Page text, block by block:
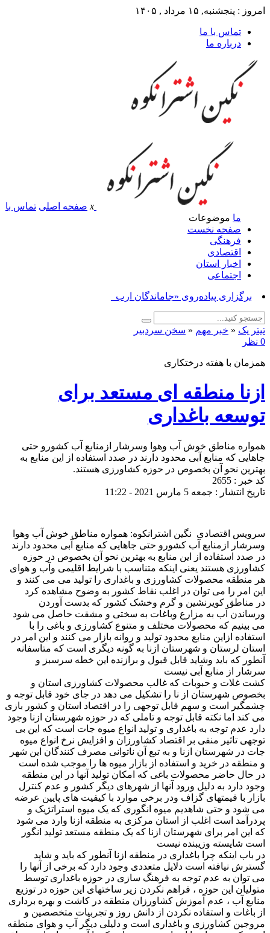
امروز : پنجشنبه, ۱۵ مرداد , ۱۴۰۵
تماس با ما
درباره ما
x صفحه اصلی تماس با
ما موضوعات
صفحه نخست
فرهنگی
اقتصادی
اخبار استان
اجتماعی
برگزاری پیاده‌روی «جاماندگان اربعین حسی_
تیتر یک « خبر مهم « سخن سردبیر
0 نظر
همزمان با هفته درختکاری
ازنا منطقه ای مستعد برای
توسعه باغداری
همواره مناطق خوش آب وهوا وسرشار ازمنابع آب کشورو حتی
جاهایی که منابع آبی محدود دارند در صدد استفاده از این منابع به
بهترین نحو آن بخصوص در حوزه کشاورزی هستند.
کد خبر : 2655
تاریخ انتشار : جمعه 5 مارس 2021 - 11:22
سرویس اقتصادی نگین اشترانکوه: همواره مناطق خوش آب وهوا
وسرشار ازمنابع آب کشورو حتی جاهایی که منابع آبی محدود دارند
در صدد استفاده از این منابع به بهترین نحو آن بخصوص در حوزه
کشاورزی هستند یعنی اینکه متناسب با شرایط اقلیمی وآب و هوای
هر منطقه محصولات کشاورزی و باغداری را تولید می می کنند و
این امر را می توان در اغلب نقاط کشور به وضوح مشاهده کرد
در مناطق کویرنشین و گرم وخشک کشور که بدست آوردن
ورساندن آب به مزارع وباغات به سختی و مشقت حاصل می شود
می بینیم که محصولات مختلف و متنوع کشاورزی و باغی را با
استفاده ازاین منابع محدود تولید و روانه بازار می کنند و این امر در
استان لرستان و شهرستان ازنا به گونه دیگری است که متاسفانه
آنطور که باید وشاید قابل قبول و برازنده این خطه سرسبز و
سرشار از منابع آبی نیست
کشت غلات و حبوبات که غالب محصولات کشاورزی استان و
بخصوص شهرستان از نا را تشکیل می دهد در جای خود قابل توجه و
چشمگیر است و سهم قابل توجهی را در اقتصاد استان و کشور بازی
می کند اما نکته قابل توجه و تاملی که در حوزه شهرستان ازنا وجود
دارد عدم توجه به باغداری و تولید انواع میوه جات است که این بی
توجهی تاثیر منفی بر اقتصاد کشاورزان و افزایش نرخ انواع میوه
جات در شهرستان ازنا و به تبع آن ناتوانی مصرف کنندگان این شهر
و منطقه در خرید و استفاده از بازار میوه ها را موجب شده است
در حال حاضر محصولات باغی که امکان تولید آنها در این منطقه
وجود دارد به دلیل ورود آنها از شهرهای دیگر کشور و عدم کنترل
بازار با قیمتهای گزاف ودر برخی موارد با کیفیت های پایین عرضه
می شود و حتی شاهدیم میوه انگوری که یک میوه استراتژیک و
پردرآمد است اغلب از استان مرکزی به منطقه ازنا وارد می شود
که این امر برای شهرستان ازنا که یک منطقه مستعد تولید انگور
است شایسته وزیبنده نیست
در باب اینکه چرا باغداری در منطقه ازنا آنطور که باید و شاید
گسترش نیافته است دلایل متعددی وجود دارد که برخی از آنها را
می توان به عدم توجه به فرهنگ سازی در حوزه باغداری توسط
متولیان این حوزه ، فراهم نکردن زیر ساختهای این حوزه در توزیع
منابع آب ، عدم آموزش کشاورزان منطقه در کاشت و بهره برداری
از باغات و استفاده نکردن از دانش روز و تجربیات متخصصین و
مروجین کشاورزی و باغداری است و دلیلی دیگر آب و هوای منطقه